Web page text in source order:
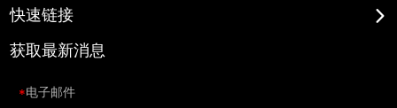
快速链接
获取最新消息